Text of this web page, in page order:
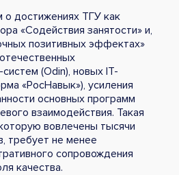
достижениях ТГУ как
«Содействия занятости» и,
позитивных эффектах»
(Odin), новых IT-
«РосНавык»), усиления
основных программ
взаимодействия. Такая
вовлечены тысячи
требует не менее
сопровождения
качества.